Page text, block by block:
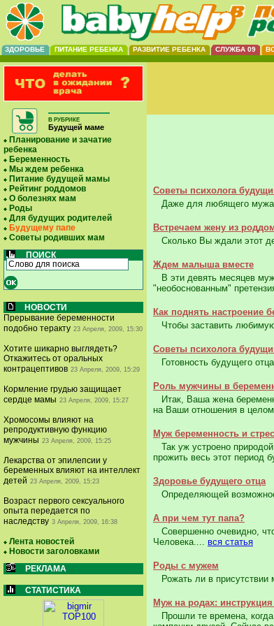
ЗДОРОВЬЕ ПИТАНИЕ РЕБЕНКА РАЗВИТИЕ РЕБЕНКА СЛУЖБА 09
В РУБРИКЕ
Будущей маме
Планирование и зачатие
ребенка
Беременность
Мы ждем ребенка
Питание будущей мамы
Рейтинг роддомов
О болезнях мам
Роды
Для будущих родителей
Будущему папе
Советы родивших мам
ПОИСК
НОВОСТИ
Прерывание беременности
подобно теракту 23 Апреля, 2009, 15:30
Хотите шикарно выглядеть?
Откажитесь от оральных
контрацептивов 23 Апреля, 2009, 15:29
Кормление грудью защищает
сердце мамы 23 Апреля, 2009, 15:27
Хромосомы влияют на
репродуктивную функцию
мужчины 23 Апреля, 2009, 15:25
Лекарства от эпилепсии у
беременных влияют на интеллект
детей 23 Апреля, 2009, 15:23
Возраст первого сексуального
опыта передается по
наследству 3 Апреля, 2009, 16:38
Лента новостей
Новости заголовками
РЕКЛАМА
СТАТИСТИКА
Советы психолога
Даже для любящего мужа
Встречаем жену из
Сколько Вы ждали этот
Ждем малыша вместе
В эти девять месяцев
"необоснованным"
Как поднять настроение
Чтобы заставить
Советы психолога
Готовность будущего
Роль мужчины в
Итак, Ваша жена
на Ваши отношения в
Муж беременность и
Так уж устроено
прожить весь этот период
Здоровье будущего отца
Определяющей
А при чем тут папа?
Совершенно очевидно,
Человека.... вся статья
Роды с мужем
Рожать ли в
Муж на родах:
Прошли те времена,